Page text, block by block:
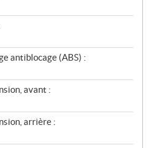
antiblocage (ABS) :
avant :
arrière :